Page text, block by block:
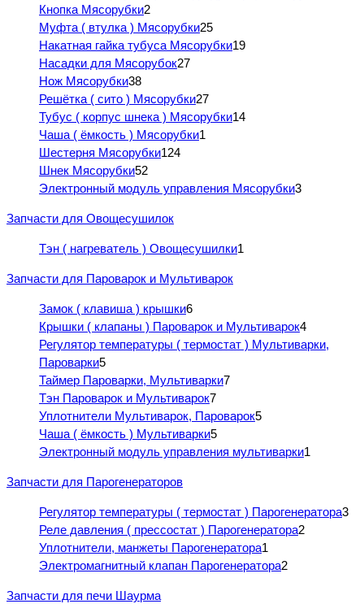
Кнопка Мясорубки2
Муфта ( втулка ) Мясорубки25
Накатная гайка тубуса Мясорубки19
Насадки для Мясорубок27
Нож Мясорубки38
Решётка ( сито ) Мясорубки27
Тубус ( корпус шнека ) Мясорубки14
Чаша ( ёмкость ) Мясорубки1
Шестерня Мясорубки124
Шнек Мясорубки52
Электронный модуль управления Мясорубки3
Запчасти для Овощесушилок
Тэн ( нагреватель ) Овощесушилки1
Запчасти для Пароварок и Мультиварок
Замок ( клавиша ) крышки6
Крышки ( клапаны ) Пароварок и Мультиварок4
Регулятор температуры ( термостат ) Мультиварки,
Пароварки5
Таймер Пароварки, Мультиварки7
Тэн Пароварок и Мультиварок7
Уплотнители Мультиварок, Пароварок5
Чаша ( ёмкость ) Мультиварки5
Электронный модуль управления мультиварки1
Запчасти для Парогенераторов
Регулятор температуры ( термостат ) Парогенератора3
Реле давления ( прессостат ) Парогенератора2
Уплотнители, манжеты Парогенератора1
Электромагнитный клапан Парогенератора2
Запчасти для печи Шаурма